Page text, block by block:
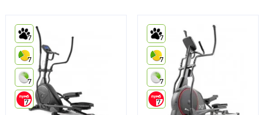
7
7
7
7
7
7
7
7